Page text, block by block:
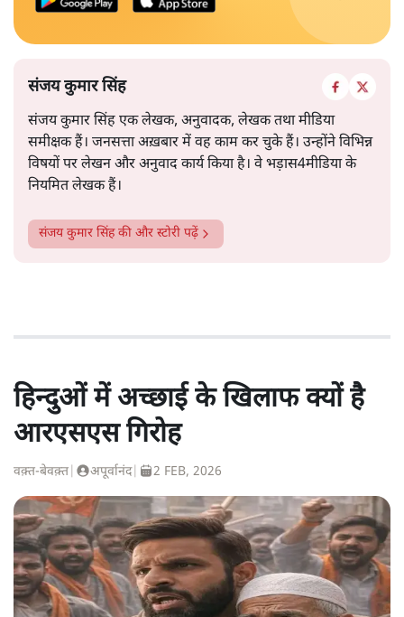
संजय कुमार सिंह
संजय कुमार सिंह एक लेखक, अनुवादक, लेखक तथा मीडिया
समीक्षक हैं। जनसत्ता अख़बार में वह काम कर चुके हैं। उन्होंने विभिन्न
विषयों पर लेखन और अनुवाद कार्य किया है। वे भड़ास4मीडिया के
नियमित लेखक हैं।
संजय कुमार सिंहकी और स्टोरी पढ़ें
हिन्दुओं में अच्छाई के खिलाफ क्यों है
आरएसएस गिरोह
वक़्त-बेवक़्त अपूर्वानंद| 2 FEB, 2026